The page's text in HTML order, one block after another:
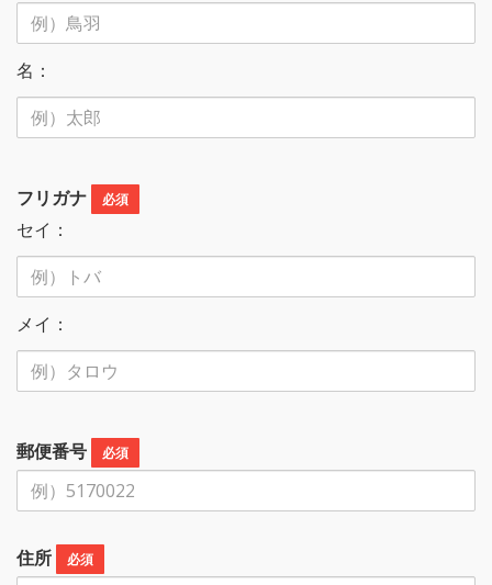
名：
フリガナ 必須
セイ：
メイ：
郵便番号 必須
住所 必須